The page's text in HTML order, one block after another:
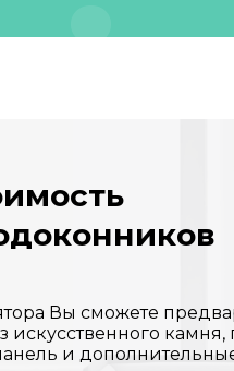
Вы сможете
искусственного
и